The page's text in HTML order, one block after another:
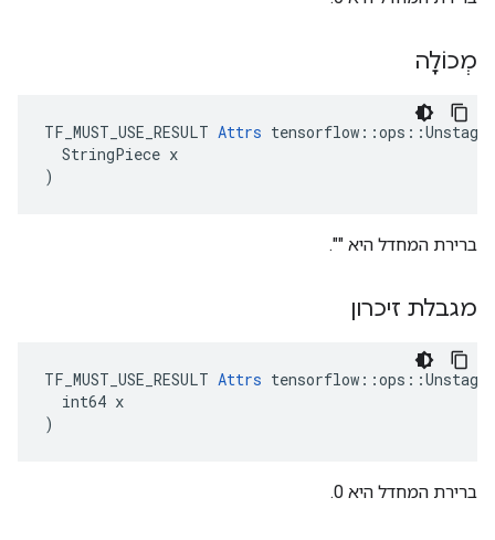
מְכוֹלָה
TF_MUST_USE_RESULT Attrs
  StringPiece x
)
ברירת המחדל היא "".
מגבלת זיכרון
TF_MUST_USE_RESULT Attrs
  int64 x
)
ברירת המחדל היא 0.